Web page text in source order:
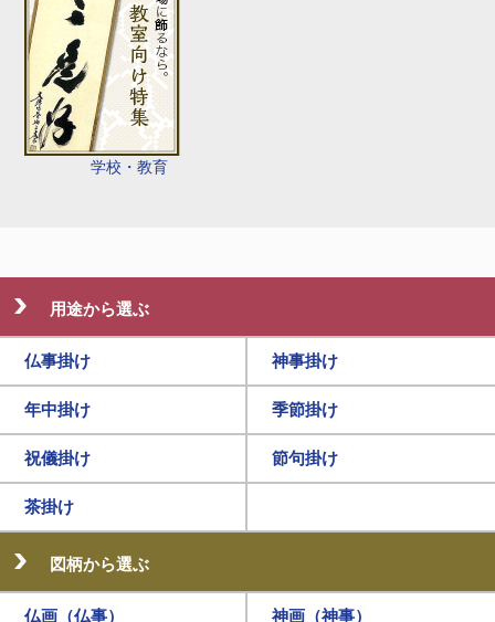
学校・教育
用途から選ぶ
仏事掛け 神事掛け
年中掛け 季節掛け
祝儀掛け 節句掛け
茶掛け
図柄から選ぶ
仏画（仏事） 神画（神事）